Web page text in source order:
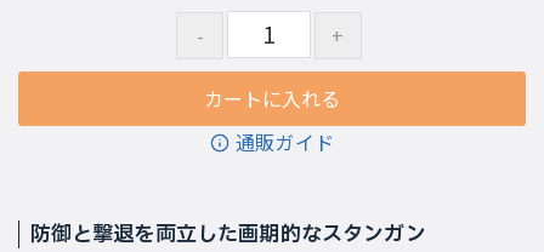
通販ガイド
防御と撃退を両立した画期的なスタンガン